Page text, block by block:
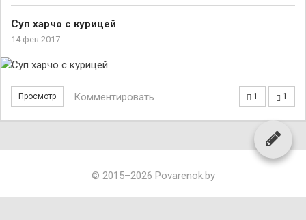
Суп харчо с курицей
14 фев 2017
Просмотр 1 1
Комментировать
© 2015–2026 Povarenok.by